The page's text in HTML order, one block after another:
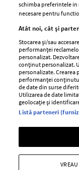
GSP
Unica
Baby
Retete
Pariază
Jocurile
schimba preferintele
necesare pentru
Atât noi, cât și
Stocarea și/sau
performanței
personalizat.
conținut personalizat.
personalizate.
performanței
de date din surse
Utilizarea de date
geolocație și
Listă parteneri